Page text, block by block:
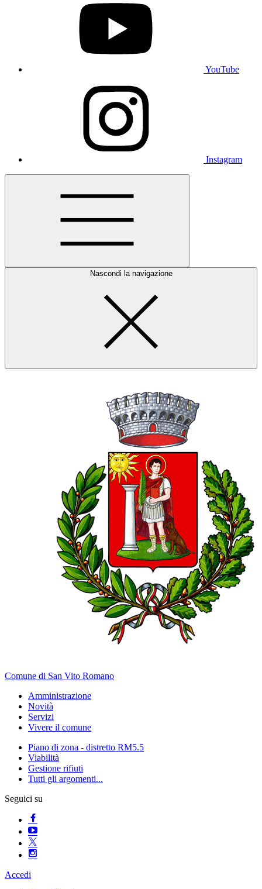
YouTube
Instagram
Nascondi la navigazione
Comune di San Vito Romano
Amministrazione
Novità
Servizi
Vivere il comune
Piano di zona - distretto RM5.5
Viabilità
Gestione rifiuti
Tutti gli argomenti...
Seguici su
Accedi